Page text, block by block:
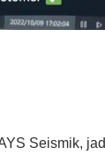
Seismik,